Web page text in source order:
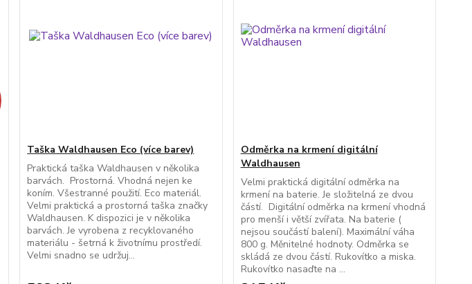
Taška Waldhausen Eco (více barev)
Praktická taška Waldhausen v několika
barvách. Prostorná. Vhodná nejen ke
koním. Všestranné použití. Eco materiál.
Velmi praktická a prostorná taška značky
Waldhausen. K dispozici je v několika
barvách. Je vyrobena z recyklovaného
materiálu - šetrná k životnímu prostředí.
Velmi snadno se udržuj...
Odměrka na krmení digitální
Waldhausen
Velmi praktická digitální odměrka na
krmení na baterie. Je složitelná ze dvou
částí. Digitální odměrka na krmení vhodná
pro menší i větší zvířata. Na baterie (
nejsou součástí balení). Maximální váha
800 g. Měnitelné hodnoty. Odměrka se
skládá ze dvou částí. Rukovítko a miska.
Rukovítko nasaďte na ...